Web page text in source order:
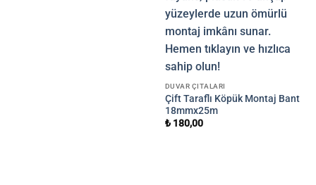
DUVAR ÇITALARI
Çift Taraflı Köpük Montaj Bant
18mmx25m
₺180,00